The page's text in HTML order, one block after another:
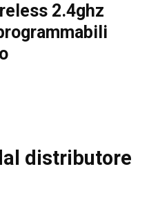
2.4ghz
distributore